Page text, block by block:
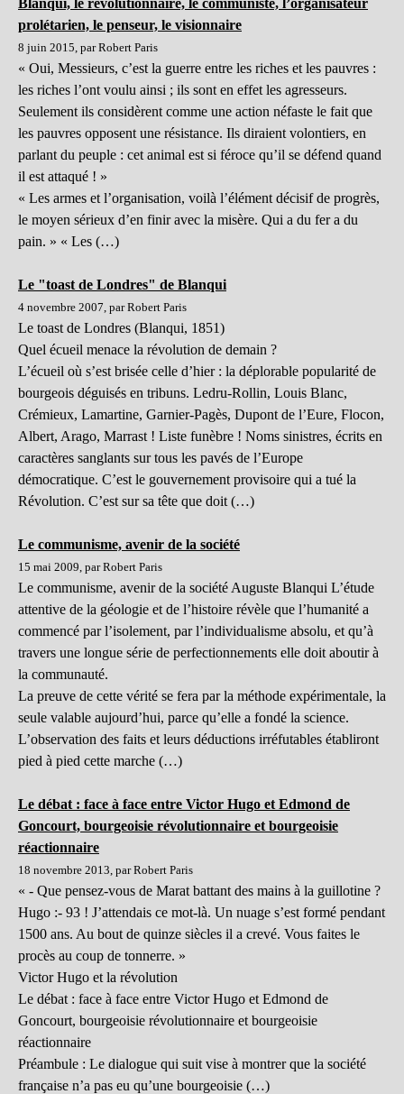
Blanqui, le révolutionnaire, le communiste, l’organisateur
prolétarien, le penseur, le visionnaire
8 juin 2015, par Robert Paris
« Oui, Messieurs, c’est la guerre entre les riches et les pauvres :
les riches l’ont voulu ainsi ; ils sont en effet les agresseurs.
Seulement ils considèrent comme une action néfaste le fait que
les pauvres opposent une résistance. Ils diraient volontiers, en
parlant du peuple : cet animal est si féroce qu’il se défend quand
il est attaqué ! »
« Les armes et l’organisation, voilà l’élément décisif de progrès,
le moyen sérieux d’en finir avec la misère. Qui a du fer a du
pain. » « Les (…)
Le "toast de Londres" de Blanqui
4 novembre 2007, par Robert Paris
Le toast de Londres (Blanqui, 1851)
Quel écueil menace la révolution de demain ?
L’écueil où s’est brisée celle d’hier : la déplorable popularité de
bourgeois déguisés en tribuns. Ledru-Rollin, Louis Blanc,
Crémieux, Lamartine, Garnier-Pagès, Dupont de l’Eure, Flocon,
Albert, Arago, Marrast ! Liste funèbre ! Noms sinistres, écrits en
caractères sanglants sur tous les pavés de l’Europe
démocratique. C’est le gouvernement provisoire qui a tué la
Révolution. C’est sur sa tête que doit (…)
Le communisme, avenir de la société
15 mai 2009, par Robert Paris
Le communisme, avenir de la société Auguste Blanqui L’étude
attentive de la géologie et de l’histoire révèle que l’humanité a
commencé par l’isolement, par l’individualisme absolu, et qu’à
travers une longue série de perfectionnements elle doit aboutir à
la communauté.
La preuve de cette vérité se fera par la méthode expérimentale, la
seule valable aujourd’hui, parce qu’elle a fondé la science.
L’observation des faits et leurs déductions irréfutables établiront
pied à pied cette marche (…)
Le débat : face à face entre Victor Hugo et Edmond de
Goncourt, bourgeoisie révolutionnaire et bourgeoisie
réactionnaire
18 novembre 2013, par Robert Paris
« - Que pensez-vous de Marat battant des mains à la guillotine ?
Hugo :- 93 ! J’attendais ce mot-là. Un nuage s’est formé pendant
1500 ans. Au bout de quinze siècles il a crevé. Vous faites le
procès au coup de tonnerre. »
Victor Hugo et la révolution
Le débat : face à face entre Victor Hugo et Edmond de
Goncourt, bourgeoisie révolutionnaire et bourgeoisie
réactionnaire
Préambule : Le dialogue qui suit vise à montrer que la société
française n’a pas eu qu’une bourgeoisie (…)